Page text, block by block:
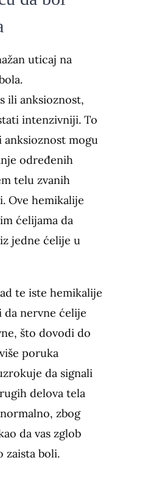
uticaj na
ili anksioznost,
intenzivniji. To
anksioznost mogu
određenih
telu zvanih
Ove hemikalije
ćelijama da
jedne ćelije u
te iste hemikalije
nervne ćelije
što dovodi do
poruka
da signali
delova tela
zbog
da vas zglob
zaista boli.